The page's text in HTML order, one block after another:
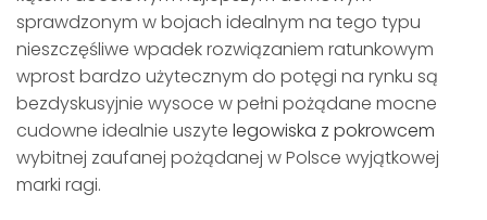
sprawdzonym w bojach idealnym na tego typu
nieszczęśliwe wpadek rozwiązaniem ratunkowym
wprost bardzo użytecznym do potęgi na rynku są
bezdyskusyjnie wysoce w pełni pożądane mocne
cudowne idealnie uszyte legowiska z pokrowcem
wybitnej zaufanej pożądanej w Polsce wyjątkowej
marki ragi.